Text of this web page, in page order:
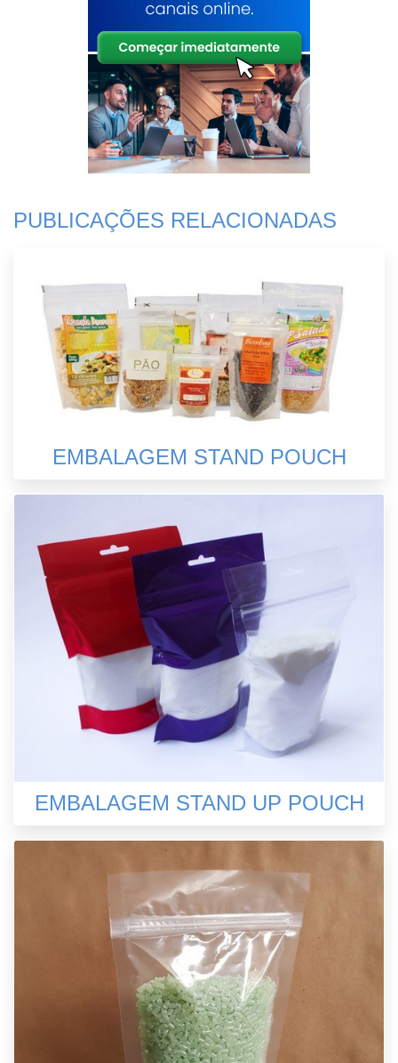
PUBLICAÇÕES RELACIONADAS
EMBALAGEM STAND POUCH
EMBALAGEM STAND UP POUCH